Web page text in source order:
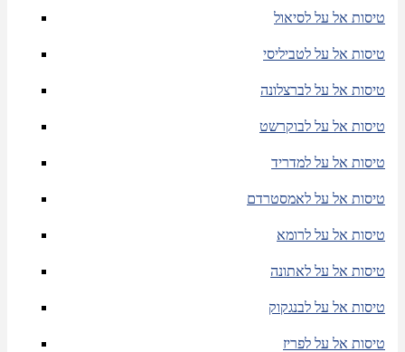
טיסות אל על לסיאול
טיסות אל על לטביליסי
טיסות אל על לברצלונה
טיסות אל על לבוקרשט
טיסות אל על למדריד
טיסות אל על לאמסטרדם
טיסות אל על לרומא
טיסות אל על לאתונה
טיסות אל על לבנגקוק
טיסות אל על לפריז